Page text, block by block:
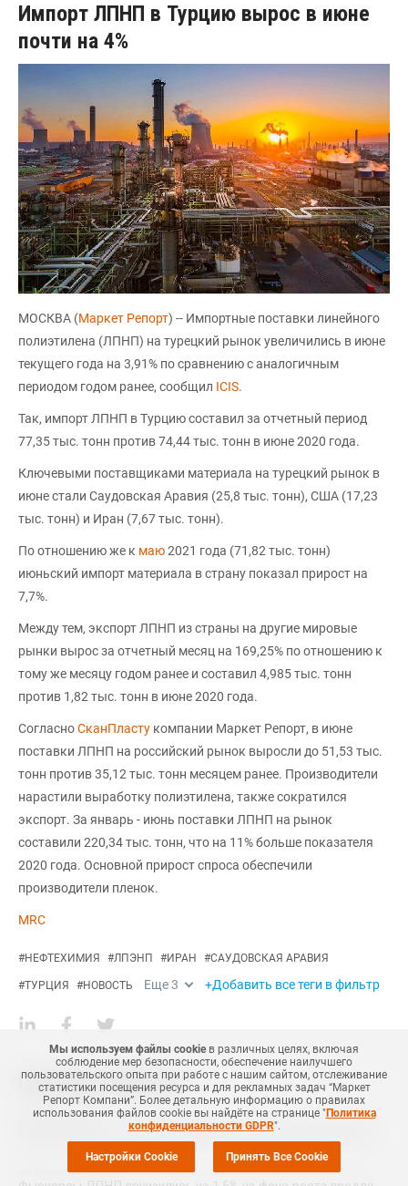
Импорт ЛПНП в Турцию вырос в июне
почти на 4%
МОСКВА (Маркет Репорт) -- Импортные поставки линейного
полиэтилена (ЛПНП) на турецкий рынок увеличились в июне
текущего года на 3,91% по сравнению с аналогичным
периодом годом ранее, сообщил ICIS.
Так, импорт ЛПНП в Турцию составил за отчетный период
77,35 тыс. тонн против 74,44 тыс. тонн в июне 2020 года.
Ключевыми поставщиками материала на турецкий рынок в
июне стали Саудовская Аравия (25,8 тыс. тонн), США (17,23
тыс. тонн) и Иран (7,67 тыс. тонн).
По отношению же к маю2021 года (71,82 тыс. тонн)
июньский импорт материала в страну показал прирост на
7,7%.
Между тем, экспорт ЛПНП из страны на другие мировые
рынки вырос за отчетный месяц на 169,25% по отношению к
тому же месяцу годом ранее и составил 4,985 тыс. тонн
против 1,82 тыс. тонн в июне 2020 года.
СогласноСканПласту компании Маркет Репорт, в июне
поставки ЛПНП на российский рынок выросли до 51,53 тыс.
тонн против 35,12 тыс. тонн месяцем ранее. Производители
нарастили выработку полиэтилена, также сократился
экспорт. За январь - июнь поставки ЛПНП на рынок
составили 220,34 тыс. тонн, что на 11% больше показателя
2020 года. Основной прирост спроса обеспечили
производители пленок.
MRC
#НЕФТЕХИМИЯ #ЛПЭНП #ИРАН #САУДОВСКАЯ АРАВИЯ
#ТУРЦИЯ #НОВОСТЬ Еще3 +Добавить все теги в фильтр
Похожие новости
14 Марта,2024
,2019
Мы используем файлы cookieв различных целях, включая
соблюдение мер безопасности, обеспечение наилучшего
пользовательского опыта при работе с нашим сайтом, отслеживание
статистики посещения ресурса и для рекламных задач “Маркет
Репорт Компани”. Более детальную информацию о правилах
использования файлов cookie вы найдёте на странице "Политика
конфиденциальности GDPR".
Настройки Cookie Принять Все Cookie